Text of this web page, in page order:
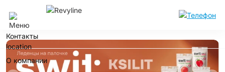
Контакты
О компании